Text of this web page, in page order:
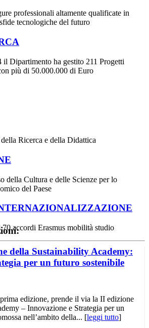
professionali altamente qualificate in
tecnologiche del futuro
Dipartimento ha gestito 211 Progetti
più di 50.000.000 di Euro
Ricerca e della Didattica
della Cultura e delle Scienze per lo
del Paese
accordi Erasmus mobilità studio
della Sustainability Academy:
per un futuro sostenibile
edizione, prende il via la II edizione
– Innovazione e Strategia per un
nell’ambito della... [leggi tutto]